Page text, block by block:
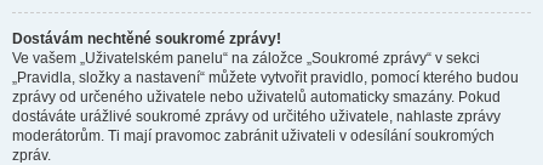
Dostávám nechtěné soukromé zprávy!
Ve vašem „Uživatelském panelu“ na záložce „Soukromé zprávy“ v sekci
„Pravidla, složky a nastavení“ můžete vytvořit pravidlo, pomocí kterého budou
zprávy od určeného uživatele nebo uživatelů automaticky smazány. Pokud
dostáváte urážlivé soukromé zprávy od určitého uživatele, nahlaste zprávy
moderátorům. Ti mají pravomoc zabránit uživateli v odesílání soukromých
zpráv.